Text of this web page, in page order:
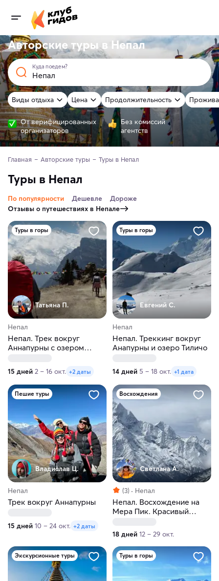
Авторские туры в Непал
Куда поедем?
Виды отдыха Цена Продолжительность
От верифицированных
организаторов
Без комиссий
агентств
Главная Авторские туры Туры в Непал
Туры в Непал
По популярности Дешевле
Дороже
Отзывы о путешествиях в Непале
Туры в горы
Татьяна П.
Непал
Непал. Трек вокруг
Аннапурны с озером
15 дней 2 – 16 окт. +2 даты
Туры в горы
Евгений С.
Непал
Непал. Треккинг вокруг
Анапурны и озеро Тиличо
14 дней 5 – 18 окт. +1 дата
Пешие туры
Владислав Ц.
Непал
Трек вокруг Аннапурны
15 дней 10 – 24 окт. +2 даты
Восхождения
Светлана А.
(3) Непал
Непал. Восхождение на
Мера Пик. Красивый
18 дней 12 – 29 окт.
Экскурсионные туры Туры в горы